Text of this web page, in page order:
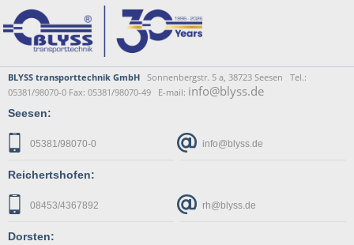
BLYSS transporttechnik GmbH Sonnenbergstr. 5 a, 38723 Seesen Tel.:
05381/98070-0 Fax: 05381/98070-49 E-mail: info@blyss.de
Seesen:
05381/98070-0 info@blyss.de
Reichertshofen:
08453/4367892 rh@blyss.de
Dorsten: